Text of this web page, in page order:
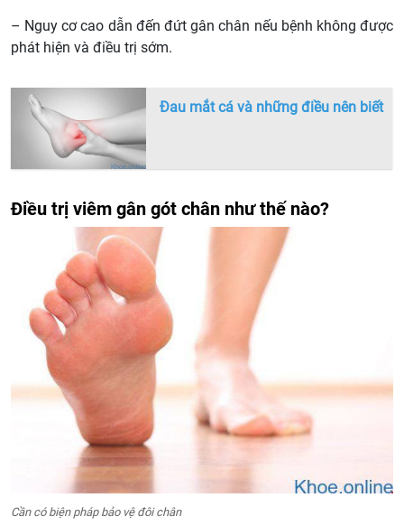
– Nguy cơ cao dẫn đến đứt gân chân nếu bệnh không được
phát hiện và điều trị sớm.
Đau mắt cá và những điều nên biết
Điều trị viêm gân gót chân như thế nào?
Cần có biện pháp bảo vệ đôi chân